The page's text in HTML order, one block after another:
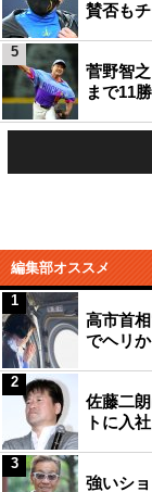
賛否も
菅野智
まで11
5
編集部オススメ
高市首
でヘリ
1
佐藤二
トに入
2
強いシ
3